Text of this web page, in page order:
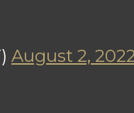
August 2,